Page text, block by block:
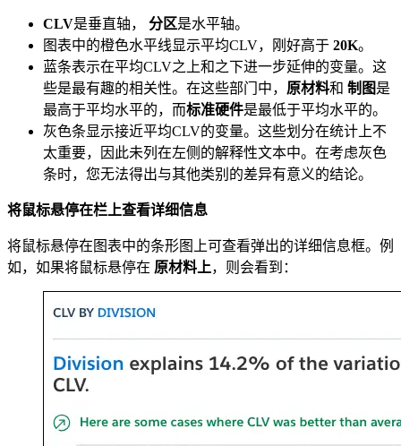
CLV是垂直轴， 分区是水平轴。
图表中的橙色水平线显示平均CLV，刚好高于 20K。
蓝条表示在平均CLV之上和之下进一步延伸的变量。这
些是最有趣的相关性。在这些部门中， 原材料和 制图是
最高于平均水平的，而标准硬件是最低于平均水平的。
灰色条显示接近平均CLV的变量。这些划分在统计上不
太重要，因此未列在左侧的解释性文本中。在考虑灰色
条时，您无法得出与其他类别的差异有意义的结论。
将鼠标悬停在栏上查看详细信息
将鼠标悬停在图表中的条形图上可查看弹出的详细信息框。例
如，如果将鼠标悬停在 原材料上，则会看到：